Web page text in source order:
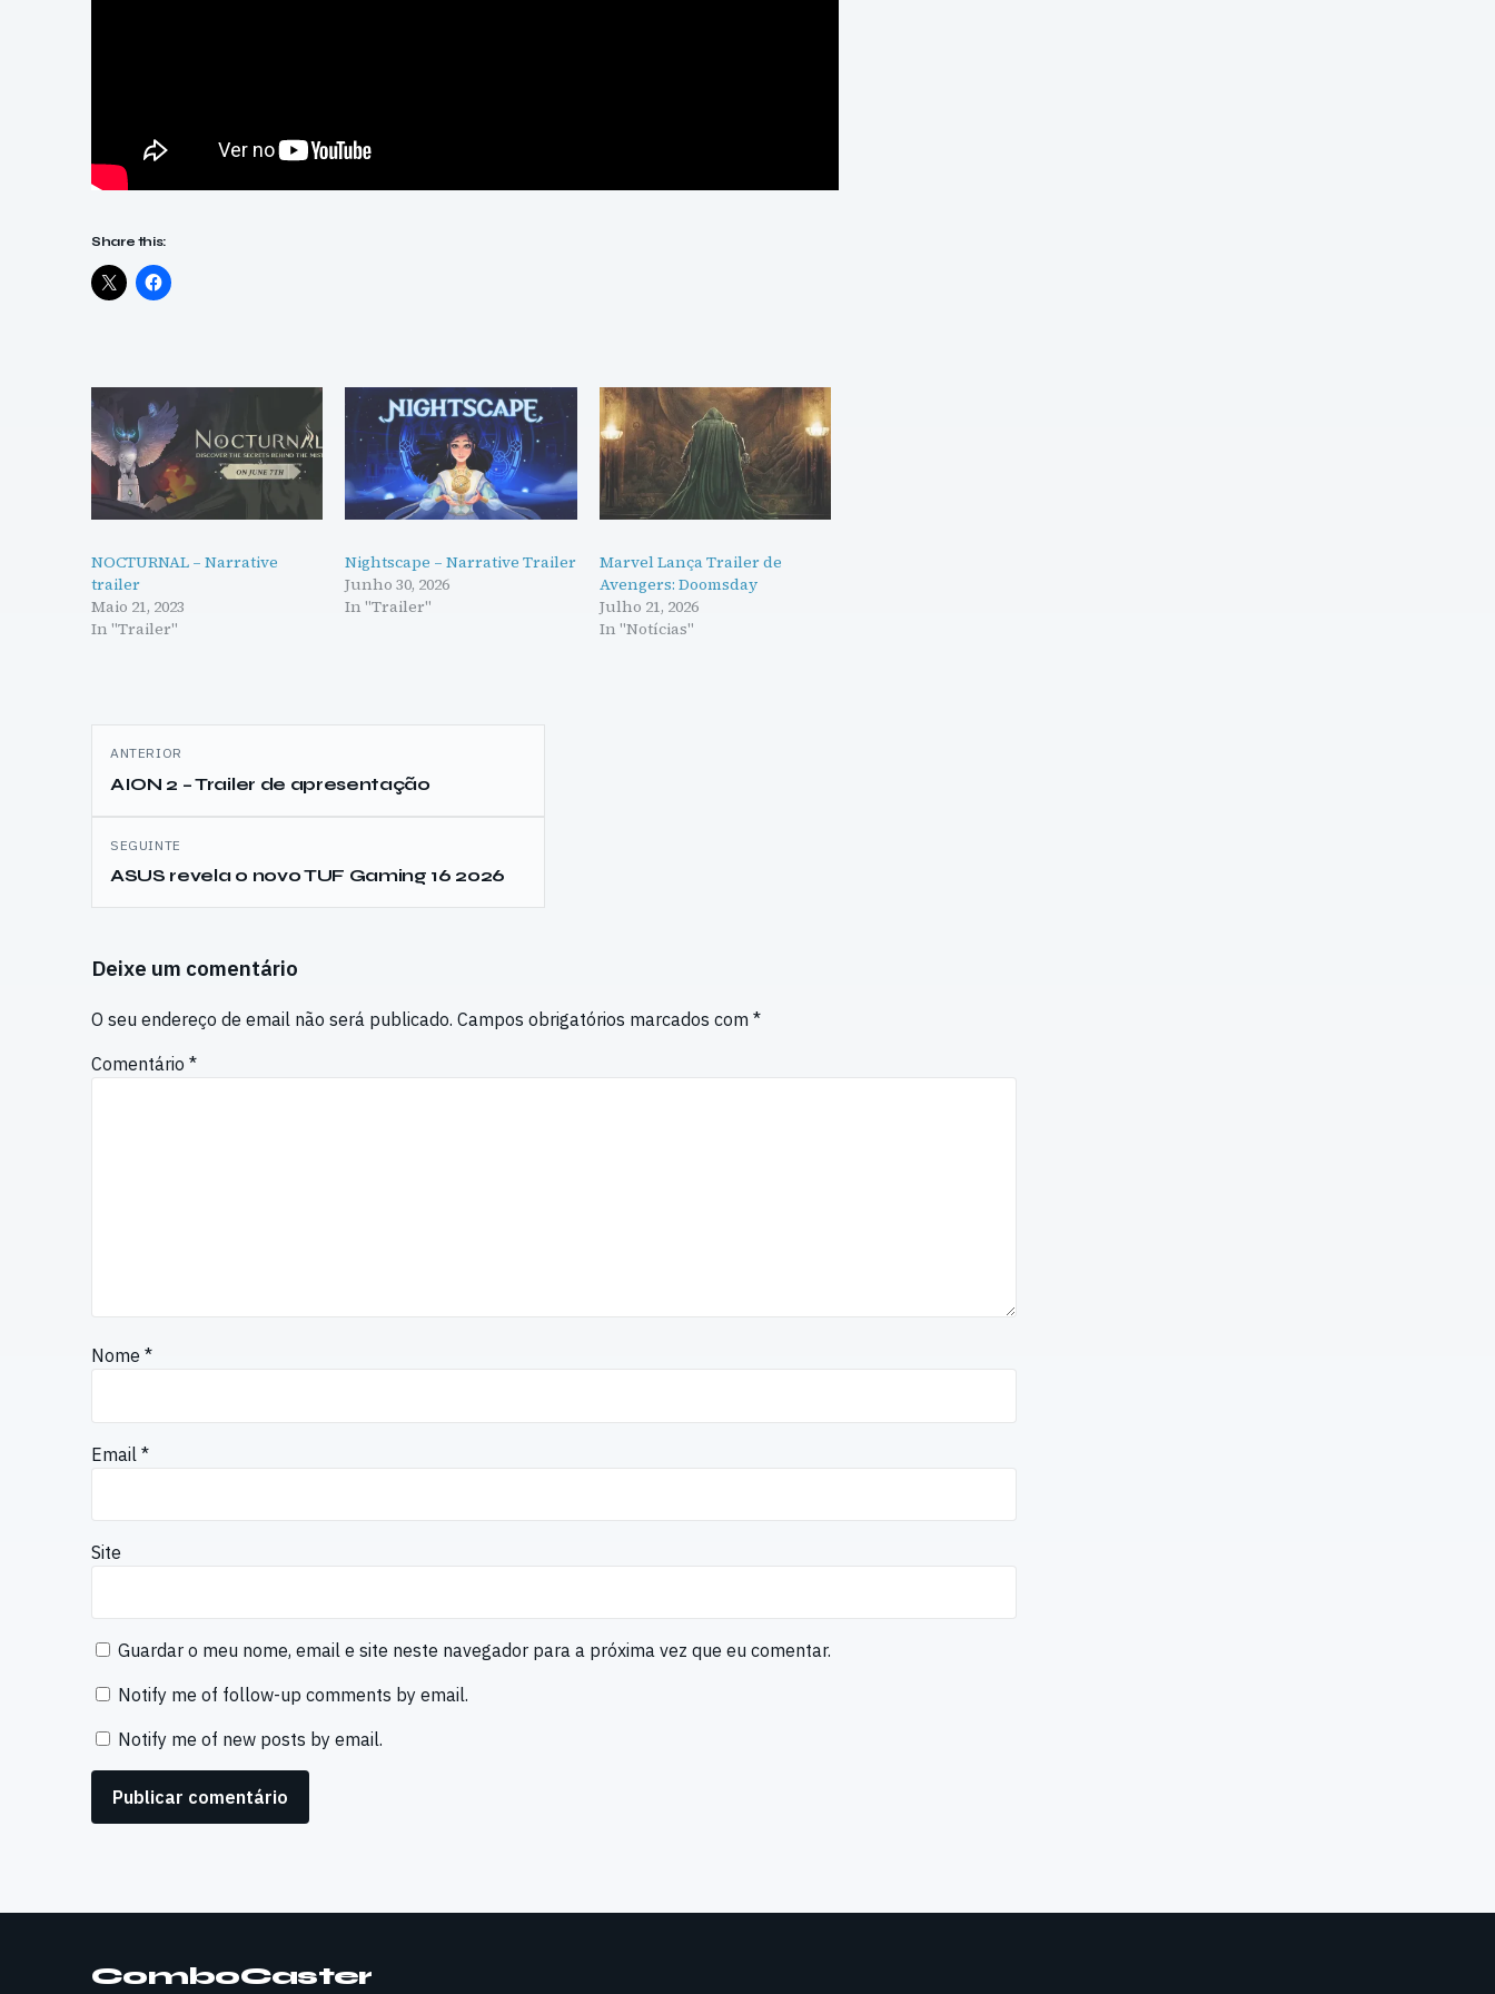
Share this:
NOCTURNAL – Narrative
trailer
Maio 21, 2023
In "Trailer"
Nightscape – Narrative Trailer
Junho 30, 2026
In "Trailer"
Marvel Lança Trailer de
Avengers: Doomsday
Julho 21, 2026
In "Notícias"
Navegação
de
artigos
ANTERIOR
AION 2 – Trailer de apresentação
SEGUINTE
ASUS revela o novo TUF Gaming 16 2026
Deixe um comentário
O seu endereço de email não será publicado. Campos obrigatórios marcados com *
Comentário *
Nome *
Email *
Site
Guardar o meu nome, email e site neste navegador para a próxima vez que eu comentar.
Notify me of follow-up comments by email.
Notify me of new posts by email.
ComboCaster